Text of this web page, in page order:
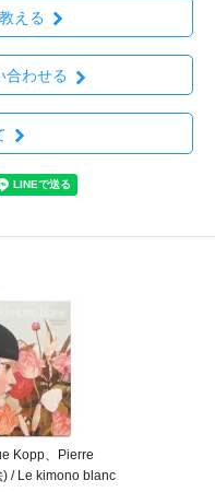
える
合わせる
Kopp、Pierre
) / Le kimono blanc